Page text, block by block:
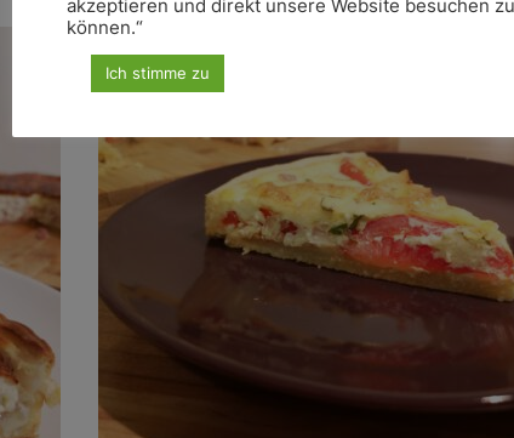
akzeptieren und direkt unsere Website besuchen zu
können.“
Ich stimme zu